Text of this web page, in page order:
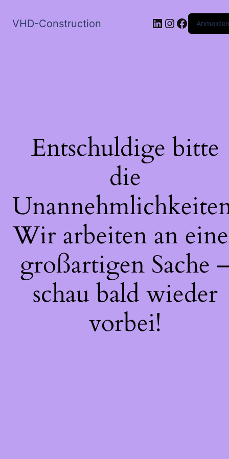
VHD-Construction LinkedIn
Instagram
Anmelden
Entschuldige bitte
die
Wir arbeiten an
großartigen Sache
schau bald wieder
vorbei!